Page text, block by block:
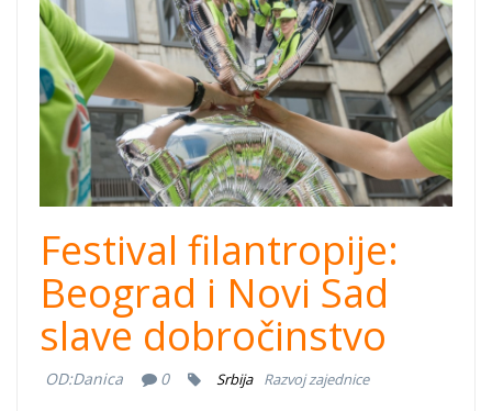
Festival filantropije:
Beograd i Novi Sad
slave dobročinstvo
OD:Danica 0 Srbija Razvoj zajednice